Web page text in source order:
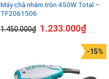
Máy chà nhám tròn 450W Total –
TF2061506
1.450.000₫ 1.233.000₫
-15%